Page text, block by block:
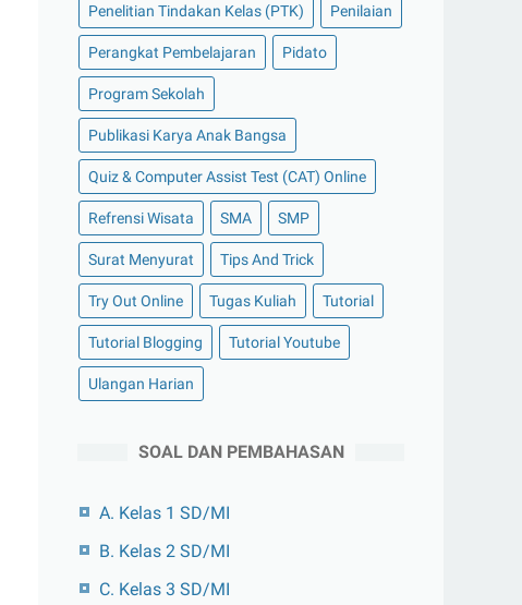
Penelitian Tindakan Kelas (PTK) Penilaian
Perangkat Pembelajaran Pidato
Program Sekolah
Publikasi Karya Anak Bangsa
Quiz & Computer Assist Test (CAT) Online
Refrensi Wisata SMA SMP
Surat Menyurat Tips And Trick
Try Out Online Tugas Kuliah Tutorial
Tutorial Blogging Tutorial Youtube
Ulangan Harian
SOAL DAN PEMBAHASAN
A. Kelas 1 SD/MI
B. Kelas 2 SD/MI
C. Kelas 3 SD/MI